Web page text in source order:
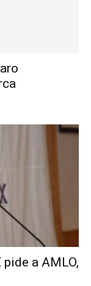
pide a AMLO,